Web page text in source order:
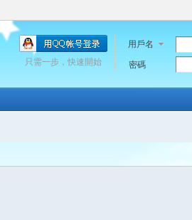
用戶名
密碼
只需一步，快速開始